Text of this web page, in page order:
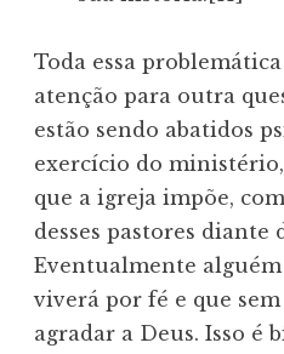
Toda essa
atenção para outra
estão sendo abatidos
exercício do
que a igreja impõe,
desses pastores diante
Eventualmente
viverá por fé e que
agradar a Deus. Isso é